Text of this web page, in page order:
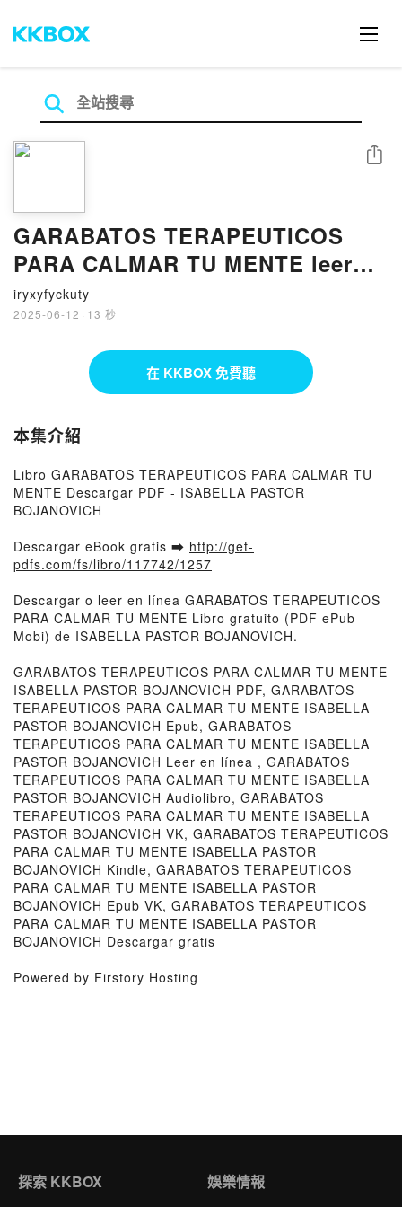
GARABATOS TERAPEUTICOS
PARA CALMAR TU MENTE leer
pdf
iryxyfyckuty
2025-06-12 · 13 秒
分享
在 KKBOX 免費聽
本集介紹
Libro GARABATOS TERAPEUTICOS PARA CALMAR TU
MENTE Descargar PDF - ISABELLA PASTOR
BOJANOVICH
Descargar eBook gratis ➡ http://get-
pdfs.com/fs/libro/117742/1257
Descargar o leer en línea GARABATOS TERAPEUTICOS
PARA CALMAR TU MENTE Libro gratuito (PDF ePub
Mobi) de ISABELLA PASTOR BOJANOVICH.
GARABATOS TERAPEUTICOS PARA CALMAR TU MENTE
ISABELLA PASTOR BOJANOVICH PDF, GARABATOS
TERAPEUTICOS PARA CALMAR TU MENTE ISABELLA
PASTOR BOJANOVICH Epub, GARABATOS
TERAPEUTICOS PARA CALMAR TU MENTE ISABELLA
PASTOR BOJANOVICH Leer en línea , GARABATOS
TERAPEUTICOS PARA CALMAR TU MENTE ISABELLA
PASTOR BOJANOVICH Audiolibro, GARABATOS
TERAPEUTICOS PARA CALMAR TU MENTE ISABELLA
PASTOR BOJANOVICH VK, GARABATOS TERAPEUTICOS
PARA CALMAR TU MENTE ISABELLA PASTOR
BOJANOVICH Kindle, GARABATOS TERAPEUTICOS
PARA CALMAR TU MENTE ISABELLA PASTOR
BOJANOVICH Epub VK, GARABATOS TERAPEUTICOS
PARA CALMAR TU MENTE ISABELLA PASTOR
BOJANOVICH Descargar gratis
Powered by Firstory Hosting
探索 KKBOX 娛樂情報